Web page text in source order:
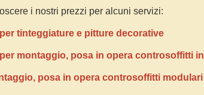
i nostri prezzi per alcuni servizi:
tinteggiature e pitture decorative
montaggio, posa in opera controsoffitti
posa in opera controsoffitti